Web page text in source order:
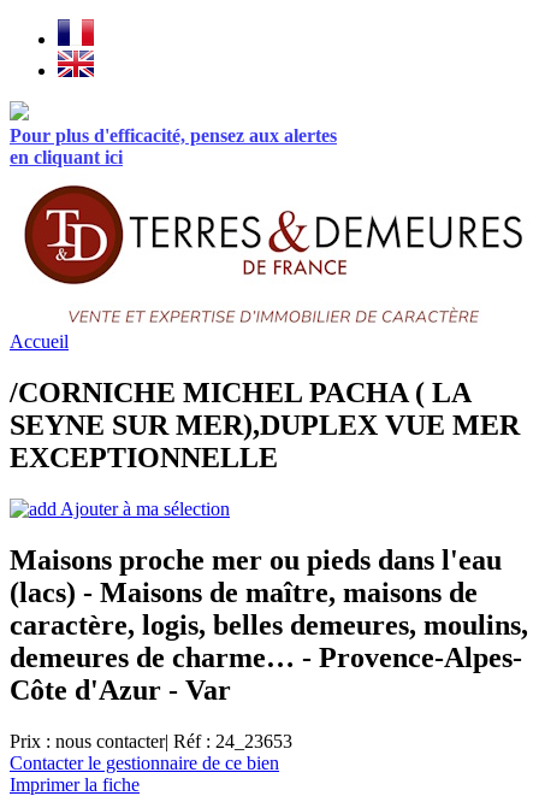
Pour plus d'efficacité, pensez aux alertes
en cliquant ici
Accueil
/CORNICHE MICHEL PACHA ( LA
SEYNE SUR MER),DUPLEX VUE MER
EXCEPTIONNELLE
Ajouter à ma sélection
Maisons proche mer ou pieds dans l'eau
(lacs) - Maisons de maître, maisons de
caractère, logis, belles demeures, moulins,
demeures de charme… - Provence-Alpes-
Côte d'Azur - Var
Prix : nous contacter| Réf : 24_23653
Contacter le gestionnaire de ce bien
Imprimer la fiche